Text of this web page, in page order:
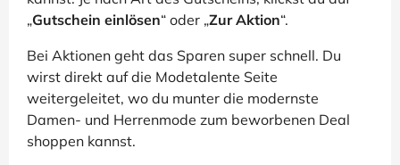
„Gutschein einlösen“ oder „Zur Aktion“.
Bei Aktionen geht das Sparen super schnell. Du
wirst direkt auf die Modetalente Seite
weitergeleitet, wo du munter die modernste
Damen- und Herrenmode zum beworbenen Deal
shoppen kannst.